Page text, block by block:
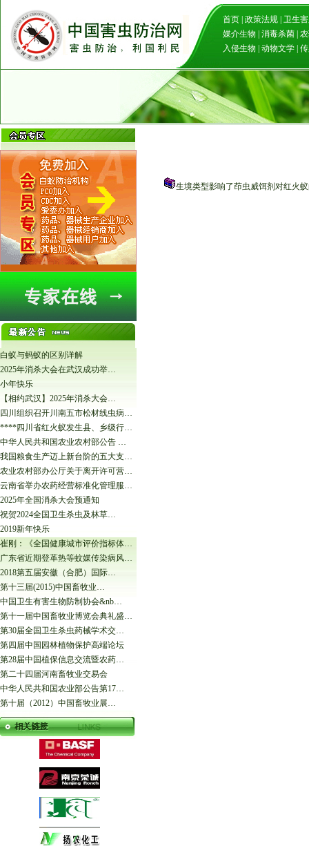
首页 政策法规 卫生
媒介生物
消毒杀菌
入侵生物
动物文学
白蚁与蚂蚁的区别详解
2025年消杀大会在武汉成功举…
小年快乐
【相约武汉】2025年消杀大会…
四川组织召开川南五市松材线虫病…
****四川省红火蚁发生县、乡级行…
中华人民共和国农业农村部公告 …
我国粮食生产迈上新台阶的五大支…
农业农村部办公厅关于离开许可营…
云南省举办农药经营标准化管理服…
2025年全国消杀大会预通知
祝贺2024全国卫生杀虫及林草…
2019新年快乐
崔刚：《全国健康城市评价指标体…
广东省近期登革热等蚊媒传染病风…
2018第五届安徽（合肥）国际…
第十三届(2015)中国畜牧业…
中国卫生有害生物防制协会&nb…
第十一届中国畜牧业博览会典礼盛…
第30届全国卫生杀虫药械学术交…
第四届中国园林植物保护高端论坛
第28届中国植保信息交流暨农药…
第二十四届河南畜牧业交易会
中华人民共和国农业部公告第17…
第十届（2012）中国畜牧业展…
生境类型影响了茚虫威饵剂对红火